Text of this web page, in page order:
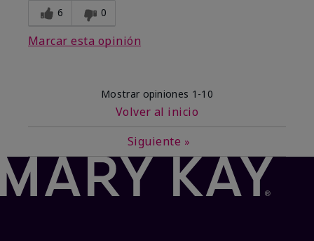
6 0
Marcar esta opinión
Mostrar opiniones 1-10
Volver al inicio
Siguiente »